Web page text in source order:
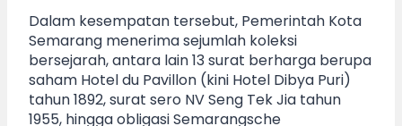
Dalam kesempatan tersebut, Pemerintah Kota
Semarang menerima sejumlah koleksi
bersejarah, antara lain 13 surat berharga berupa
saham Hotel du Pavillon (kini Hotel Dibya Puri)
tahun 1892, surat sero NV Seng Tek Jia tahun
1955, hingga obligasi Semarangsche